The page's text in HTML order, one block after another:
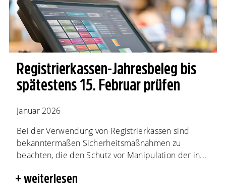
Registrierkassen-Jahresbeleg bis
spätestens 15. Februar prüfen
Januar 2026
Bei der Verwendung von Registrierkassen sind
bekanntermaßen Sicherheitsmaßnahmen zu
beachten, die den Schutz vor Manipulation der in...
weiterlesen